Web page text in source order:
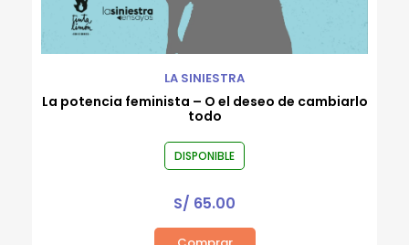
LA SINIESTRA
La potencia feminista – O el deseo de cambiarlo
todo
DISPONIBLE
S/ 65.00